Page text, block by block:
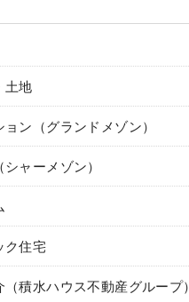
土地
ン（グランドメゾン）
ャーメゾン）
ク住宅
積水ハウス不動産グループ）